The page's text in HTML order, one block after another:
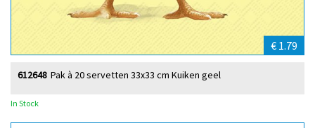
€ 1.79
Pak à 20 servetten 33x33 cm Kuiken geel
612648
In Stock